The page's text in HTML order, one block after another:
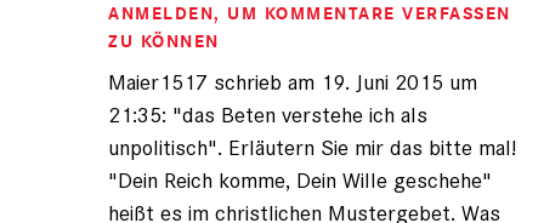
Maier1517
(nicht
ANMELDEN, UM KOMMENTARE VERFASSEN
ZU KÖNNEN
Maier1517 schrieb am 19. Juni 2015 um
21:35: "das Beten verstehe ich als
unpolitisch". Erläutern Sie mir das bitte mal!
"Dein Reich komme, Dein Wille geschehe"
heißt es im christlichen Mustergebet. Was